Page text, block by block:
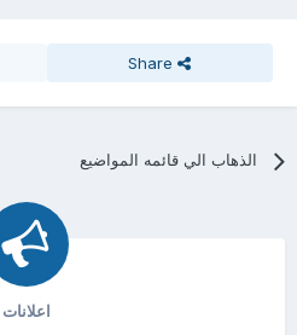
Share
الذهاب الي قائمه المواضيع
اعلانات